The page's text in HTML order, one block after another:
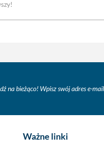
na bieżąco! Wpisz swój adres e-
Ważne linki